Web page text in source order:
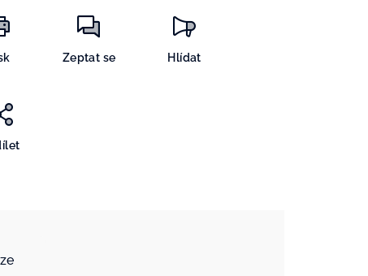
Zeptat se Hlídat